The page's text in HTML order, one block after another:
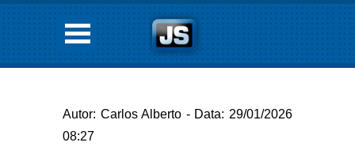
Autor: Carlos Alberto - Data: 29/01/2026
08:27